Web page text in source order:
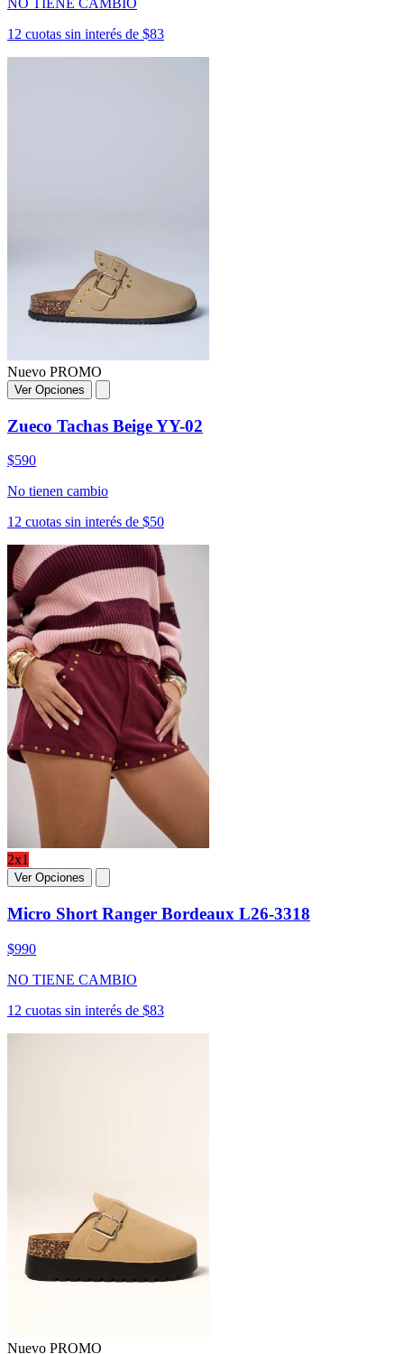
12 cuotas sin interés de $83
Nuevo PROMO
Ver Opciones
Zueco Tachas Beige YY-02
$590
No tienen cambio
12 cuotas sin interés de $50
2x1
Ver Opciones
Micro Short Ranger Bordeaux L26-3318
$990
NO TIENE CAMBIO
12 cuotas sin interés de $83
Nuevo PROMO